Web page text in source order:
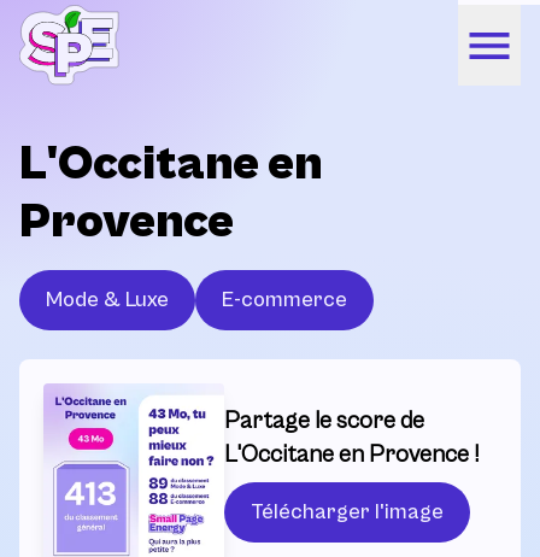
L'Occitane en
Provence
Mode & Luxe E-commerce
Partage le score de
L'Occitane en Provence !
Télécharger l'image